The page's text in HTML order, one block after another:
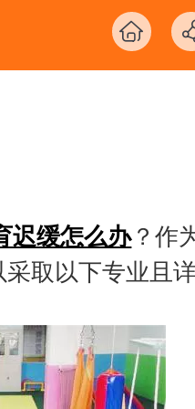
迟缓怎么办？作
取以下专业且